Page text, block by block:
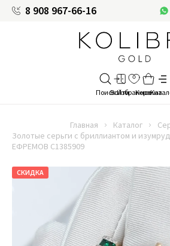
8 908 967-66-16
Главная Каталог
Золотые серьги с бриллиантом и
ЕФРЕМОВ С1385909
СКИДКА